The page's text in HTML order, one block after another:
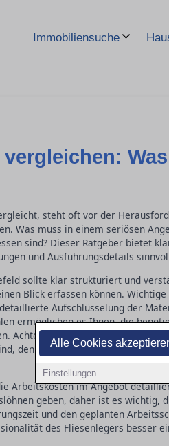
Alle Cookies
Einstellungen
Immobiliensuche
steht oft vor der
Was muss in einem seriösen
sind? Dieser Ratgeber bietet
und Ausführungsdetails
sollte klar strukturiert und
Blick erfassen können.
Aufschlüsselung der
ermöglichen es Ihnen, die
Achten Sie darauf, dass auch die
denn nur so wissen Sie genau,
Arbeitskosten im Angebot
geben, daher ist es wichtig,
und den geplanten
des Fliesenlegers besser